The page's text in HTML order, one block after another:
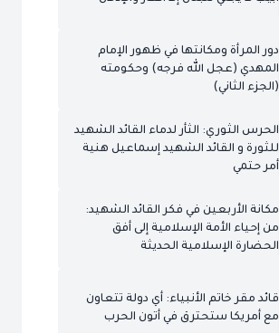
دور المرأة ومكانتها في ظهور الإمام
المهدي (عجل الله فرجه) وحكومته
(الجزء الثاني)
الحرس الثوري: الثأر لدماء القائد الشهيد
للثورة و القائد الشهيد إسماعيل هنية
أمر حتمي
مكانة الأربعين في فكر القائد الشهيد:
من إحياء الأمة الإسلامية إلى أفق
الحضارة الإسلامية الحديثة
قائد مقر خاتم الأنبياء: أي دولة تتعاون
مع أمريكا ستحترق في أتون الحرب